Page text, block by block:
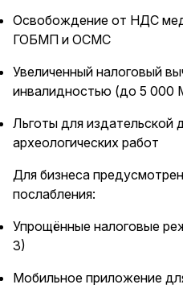
Освобождение от НДС
ГОБМП и ОСМС
Увеличенный налоговый
инвалидностью (до 5 000
Льготы для издательской
археологических работ
Для бизнеса
послабления:
Упрощённые налоговые
3)
Мобильное приложение